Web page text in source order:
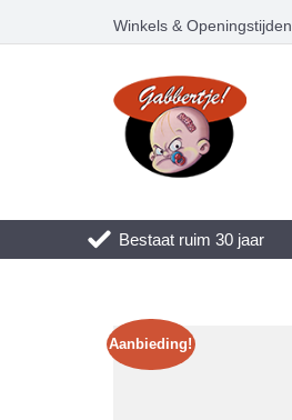
Winkels & Openingstijden
Bestaat ruim 30 jaar
Aanbieding!